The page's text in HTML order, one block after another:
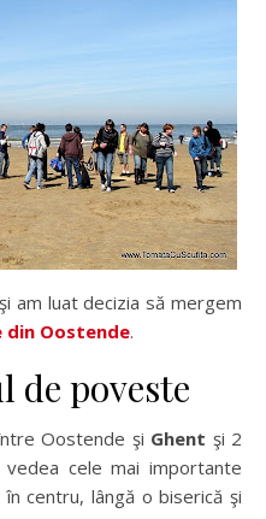
am luat decizia să mergem
din Oostende.
de poveste
Oostende şi Ghent şi 2
cele mai importante
centru, lângă o biserică şi